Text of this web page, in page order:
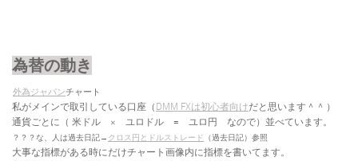
為替の動き
外為ジャパンチャート
私がメインで取引している口座（ DMM FXは初心者向けだと思います＾＾ ）
通貨ごとに（ 米ドル × ユロドル = ユロ円 なので）並べています。
？？？な、人は過去日記→ クロス円とドルストレード （過去日記）参照
大事な指標がある時にだけチャート画像内に指標を書いてます。